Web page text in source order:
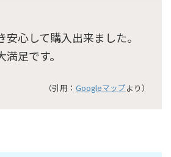
心して購入出来ました。
足です。
（引用： Googleマップより）